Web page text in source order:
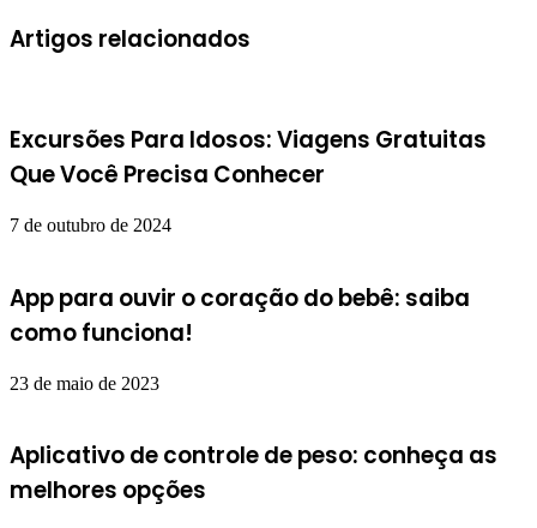
Artigos relacionados
Excursões Para Idosos: Viagens Gratuitas
Que Você Precisa Conhecer
7 de outubro de 2024
App para ouvir o coração do bebê: saiba
como funciona!
23 de maio de 2023
Aplicativo de controle de peso: conheça as
melhores opções